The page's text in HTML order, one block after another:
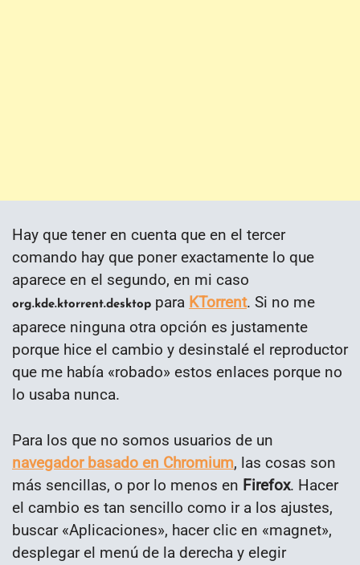
Hay que tener en cuenta que en el tercer
comando hay que poner exactamente lo que
aparece en el segundo, en mi caso
org.kde.ktorrent.desktop para KTorrent. Si no me
aparece ninguna otra opción es justamente
porque hice el cambio y desinstalé el reproductor
que me había «robado» estos enlaces porque no
lo usaba nunca.
Para los que no somos usuarios de un
navegador basado en Chromium, las cosas son
más sencillas, o por lo menos en Firefox. Hacer
el cambio es tan sencillo como ir a los ajustes,
buscar «Aplicaciones», hacer clic en «magnet»,
desplegar el menú de la derecha y elegir